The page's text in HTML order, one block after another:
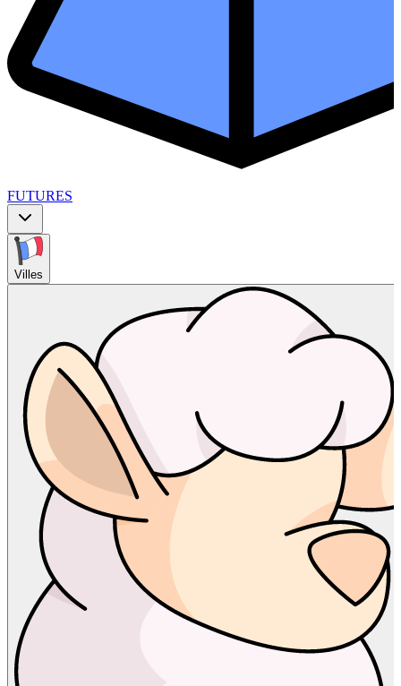
FUTURES
Villes